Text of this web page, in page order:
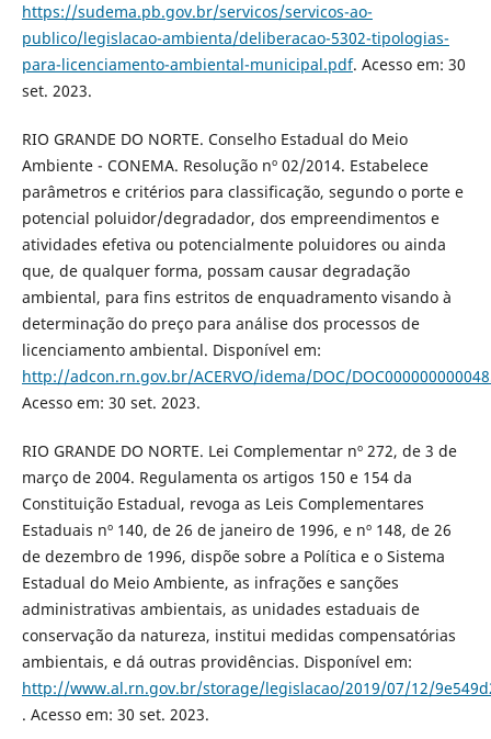
https://sudema.pb.gov.br/servicos/servicos-ao-
publico/legislacao-ambienta/deliberacao-5302-tipologias-
para-licenciamento-ambiental-municipal.pdf. Acesso em: 30
set. 2023.
RIO GRANDE DO NORTE. Conselho Estadual do Meio
Ambiente - CONEMA. Resolução nº 02/2014. Estabelece
parâmetros e critérios para classificação, segundo o porte e
potencial poluidor/degradador, dos empreendimentos e
atividades efetiva ou potencialmente poluidores ou ainda
que, de qualquer forma, possam causar degradação
ambiental, para fins estritos de enquadramento visando à
determinação do preço para análise dos processos de
licenciamento ambiental. Disponível em:
http://adcon.rn.gov.br/ACERVO/idema/DOC/
Acesso em: 30 set. 2023.
RIO GRANDE DO NORTE. Lei Complementar nº 272, de 3 de
março de 2004. Regulamenta os artigos 150 e 154 da
Constituição Estadual, revoga as Leis Complementares
Estaduais nº 140, de 26 de janeiro de 1996, e nº 148, de 26
de dezembro de 1996, dispõe sobre a Política e o Sistema
Estadual do Meio Ambiente, as infrações e sanções
administrativas ambientais, as unidades estaduais de
conservação da natureza, institui medidas compensatórias
ambientais, e dá outras providências. Disponível em:
http://www.al.rn.gov.br/storage/legislacao/2019/07/12/
. Acesso em: 30 set. 2023.